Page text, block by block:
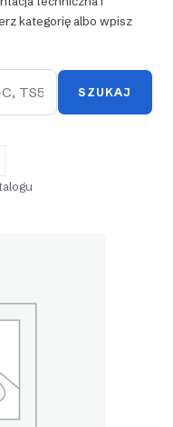
kategorię albo wpisz
SZUKAJ